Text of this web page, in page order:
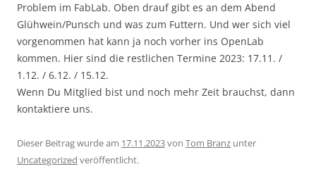
Problem im FabLab. Oben drauf gibt es an dem Abend
Glühwein/Punsch und was zum Futtern. Und wer sich viel
vorgenommen hat kann ja noch vorher ins OpenLab
kommen. Hier sind die restlichen Termine 2023: 17.11. /
1.12. / 6.12. / 15.12.
Wenn Du Mitglied bist und noch mehr Zeit brauchst, dann
kontaktiere uns.
Dieser Beitrag wurde am 17.11.2023von Tom Branz unter
Uncategorized veröffentlicht.